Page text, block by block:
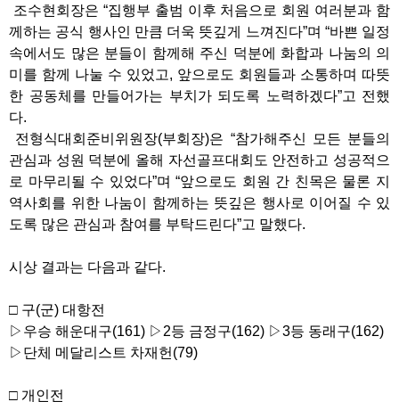
조수현회장은 “집행부 출범 이후 처음으로 회원 여러분과 함
께하는 공식 행사인 만큼 더욱 뜻깊게 느껴진다”며 “바쁜 일정
속에서도 많은 분들이 함께해 주신 덕분에 화합과 나눔의 의
미를 함께 나눌 수 있었고, 앞으로도 회원들과 소통하며 따뜻
한 공동체를 만들어가는 부치가 되도록 노력하겠다”고 전했
다.
전형식대회준비위원장(부회장)은 “참가해주신 모든 분들의
관심과 성원 덕분에 올해 자선골프대회도 안전하고 성공적으
로 마무리될 수 있었다”며 “앞으로도 회원 간 친목은 물론 지
역사회를 위한 나눔이 함께하는 뜻깊은 행사로 이어질 수 있
도록 많은 관심과 참여를 부탁드린다”고 말했다.
시상 결과는 다음과 같다.
□ 구(군) 대항전
▷우승 해운대구(161) ▷2등 금정구(162) ▷3등 동래구(162)
▷단체 메달리스트 차재헌(79)
□ 개인전